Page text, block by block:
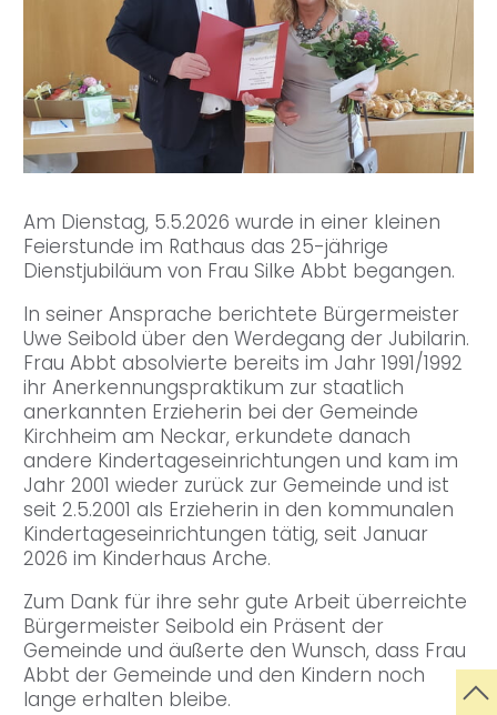
Am Dienstag, 5.5.2026 wurde in einer kleinen
Feierstunde im Rathaus das 25-jährige
Dienstjubiläum von Frau Silke Abbt begangen.
In seiner Ansprache berichtete Bürgermeister
Uwe Seibold über den Werdegang der Jubilarin.
Frau Abbt absolvierte bereits im Jahr 1991/1992
ihr Anerkennungspraktikum zur staatlich
anerkannten Erzieherin bei der Gemeinde
Kirchheim am Neckar, erkundete danach
andere Kindertageseinrichtungen und kam im
Jahr 2001 wieder zurück zur Gemeinde und ist
seit 2.5.2001 als Erzieherin in den kommunalen
Kindertageseinrichtungen tätig, seit Januar
2026 im Kinderhaus Arche.
Zum Dank für ihre sehr gute Arbeit überreichte
Bürgermeister Seibold ein Präsent der
Gemeinde und äußerte den Wunsch, dass Frau
Abbt der Gemeinde und den Kindern noch
lange erhalten bleibe.